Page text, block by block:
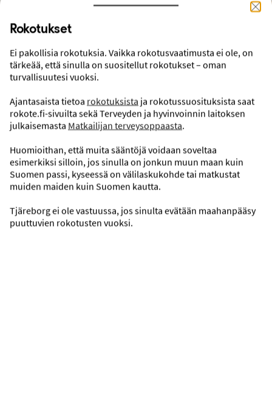
Rokotukset
Ei pakollisia rokotuksia. Vaikka rokotusvaatimusta ei ole, on
tärkeää, että sinulla on suositellut rokotukset – oman
turvallisuutesi vuoksi.
Ajantasaista tietoa rokotuksista ja rokotussuosituksista saat
rokote.fi-sivuilta sekä Terveyden ja hyvinvoinnin laitoksen
julkaisemasta Matkailijan terveysoppaasta.
Huomioithan, että muita sääntöjä voidaan soveltaa
esimerkiksi silloin, jos sinulla on jonkun muun maan kuin
Suomen passi, kyseessä on välilaskukohde tai matkustat
muiden maiden kuin Suomen kautta.
Tjäreborg ei ole vastuussa, jos sinulta evätään maahanpääsy
puuttuvien rokotusten vuoksi.
EI POLTTOAINELISÄMAKSUJA
Hintaesimerkkejä Kreikan
matkoista lomalennoilla
Elina Apartments